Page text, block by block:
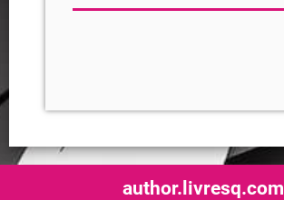
author.livresq.com